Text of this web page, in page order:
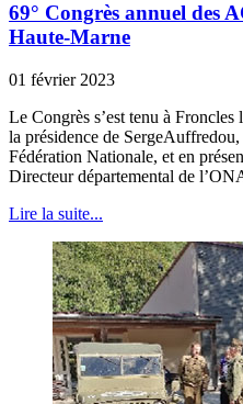
69° Congrès annuel des
Haute-Marne
01 février 2023
Le Congrès s’est tenu à
la présidence de
Fédération Nationale, et en
Directeur départemental de
Lire la suite...